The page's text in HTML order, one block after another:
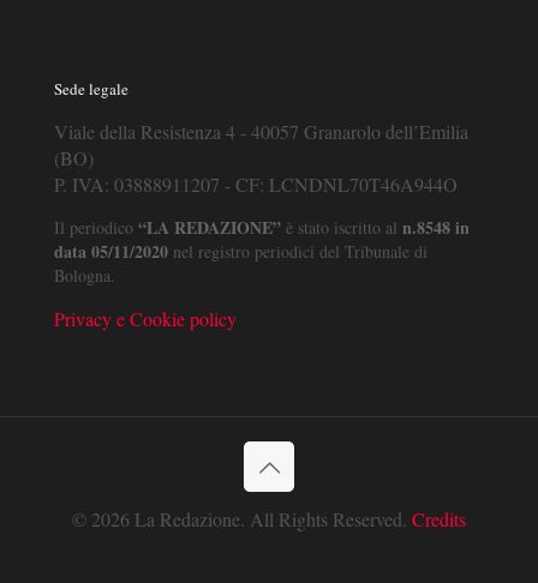
Sede legale
Viale della Resistenza 4 - 40057 Granarolo dell’Emilia
(BO)
P. IVA: 03888911207 - CF: LCNDNL70T46A944O
Il periodico “LA REDAZIONE” è stato iscritto al n.8548 in
data 05/11/2020 nel registro periodici del Tribunale di
Bologna.
Privacy e Cookie policy
© 2026 La Redazione. All Rights Reserved. Credits